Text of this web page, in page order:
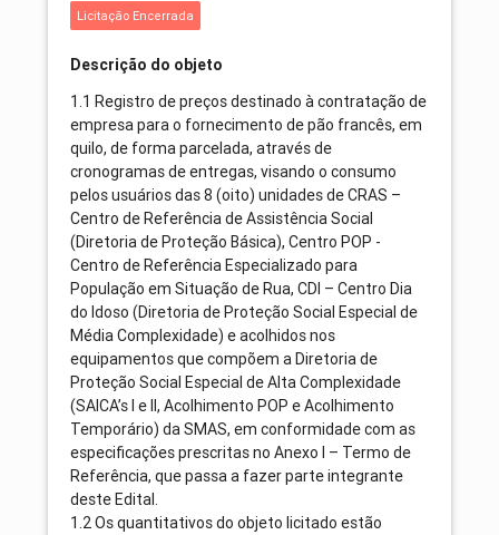
Licitação Encerrada
Descrição do objeto
1.1 Registro de preços destinado à contratação de
empresa para o fornecimento de pão francês, em
quilo, de forma parcelada, através de
cronogramas de entregas, visando o consumo
pelos usuários das 8 (oito) unidades de CRAS –
Centro de Referência de Assistência Social
(Diretoria de Proteção Básica), Centro POP -
Centro de Referência Especializado para
População em Situação de Rua, CDI – Centro Dia
do Idoso (Diretoria de Proteção Social Especial de
Média Complexidade) e acolhidos nos
equipamentos que compõem a Diretoria de
Proteção Social Especial de Alta Complexidade
(SAICA’s I e II, Acolhimento POP e Acolhimento
Temporário) da SMAS, em conformidade com as
especificações prescritas no Anexo I – Termo de
Referência, que passa a fazer parte integrante
deste Edital.
1.2 Os quantitativos do objeto licitado estão